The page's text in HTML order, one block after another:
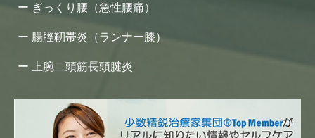
ぎっくり腰（急性腰痛）
腸脛靭帯炎（ランナー膝）
上腕二頭筋長頭腱炎